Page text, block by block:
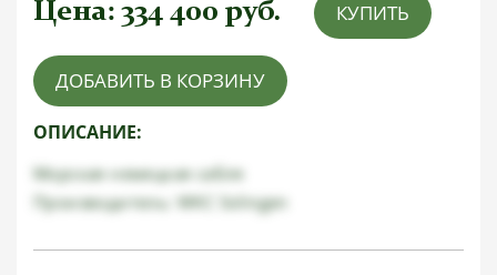
Цена: 334 400 руб. КУПИТЬ
ДОБАВИТЬ В КОРЗИНУ
ОПИСАНИЕ:
Морская немецкая сабля
Производитель: WKC Solingen